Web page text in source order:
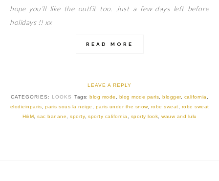
hope you’ll like the outfit too. Just a few days left before
holidays !! xx
READ MORE
LEAVE A REPLY
CATEGORIES: LOOKS Tags: blog mode blog mode paris blogger, california
elodieinparis
paris sous la neige paris under the snow, robe sweat
robe sweat
H&M
sac banane sporty, sporty california sporty look wauw and lulu